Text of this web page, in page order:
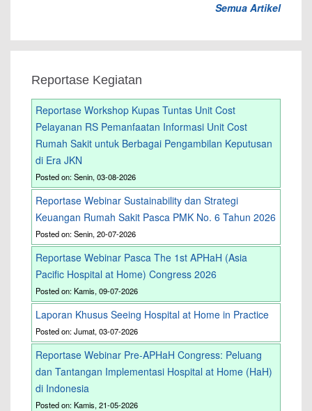
Semua Artikel
Reportase Kegiatan
Reportase Workshop Kupas Tuntas Unit Cost
Pelayanan RS Pemanfaatan Informasi Unit Cost
Rumah Sakit untuk Berbagai Pengambilan Keputusan
di Era JKN
Posted on: Senin, 03-08-2026
Reportase Webinar Sustainability dan Strategi
Keuangan Rumah Sakit Pasca PMK No. 6 Tahun 2026
Posted on: Senin, 20-07-2026
Reportase Webinar Pasca The 1st APHaH (Asia
Pacific Hospital at Home) Congress 2026
Posted on: Kamis, 09-07-2026
Laporan Khusus Seeing Hospital at Home in Practice
Posted on: Jumat, 03-07-2026
Reportase Webinar Pre-APHaH Congress: Peluang
dan Tantangan Implementasi Hospital at Home (HaH)
di Indonesia
Posted on: Kamis, 21-05-2026